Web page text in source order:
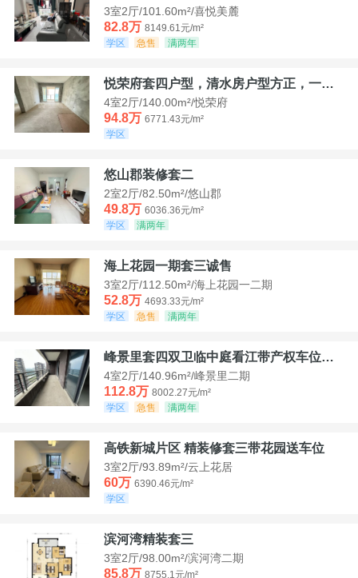
3室2厅/101.60m²/喜悦美麓
82.8万 8149.61元/m²
学区
急售 满两年
悦荣府套四户型，清水房户型方正，一口价94，8
4室2厅/140.00m²/悦荣府
94.8万 6771.43元/m²
学区
悠山郡装修套二
2室2厅/82.50m²/悠山郡
49.8万 6036.36元/m²
学区
满两年
海上花园一期套三诚售
3室2厅/112.50m²/海上花园一二期
52.8万 4693.33元/m²
学区
急售 满两年
峰景里套四双卫临中庭看江带产权车位诚售
4室2厅/140.96m²/峰景里二期
112.8万 8002.27元/m²
学区
急售 满两年
高铁新城片区 精装修套三带花园送车位
3室2厅/93.89m²/云上花居
60万 6390.46元/m²
学区
滨河湾精装套三
3室2厅/98.00m²/滨河湾二期
85.8万 8755.1元/m²